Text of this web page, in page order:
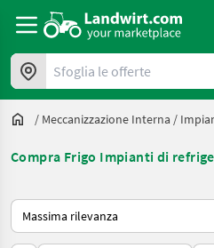
Sfoglia le offerte
/ Meccanizzazione Interna /
Compra Frigo Impianti di
Ecco come viene ordinato su